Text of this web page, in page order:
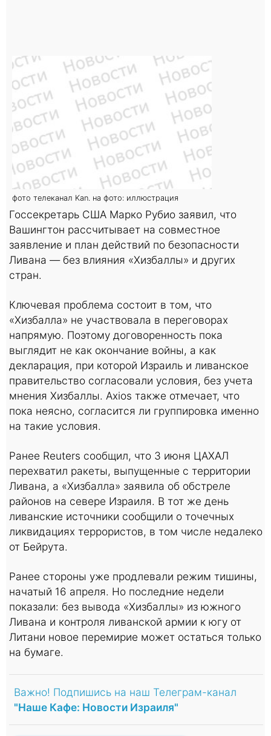
фото телеканал Kan. на фото: иллюстрация
Госсекретарь США Марко Рубио заявил, что
Вашингтон рассчитывает на совместное
заявление и план действий по безопасности
Ливана — без влияния «Хизбаллы» и других
стран.
Ключевая проблема состоит в том, что
«Хизбалла» не участвовала в переговорах
напрямую. Поэтому договоренность пока
выглядит не как окончание войны, а как
декларация, при которой Израиль и ливанское
правительство согласовали условия, без учета
мнения Хизбаллы. Axios также отмечает, что
пока неясно, согласится ли группировка именно
на такие условия.
Ранее Reuters сообщил, что 3 июня ЦАХАЛ
перехватил ракеты, выпущенные с территории
Ливана, а «Хизбалла» заявила об обстреле
районов на севере Израиля. В тот же день
ливанские источники сообщили о точечных
ликвидациях террористов, в том числе недалеко
от Бейрута.
Ранее стороны уже продлевали режим тишины,
начатый 16 апреля. Но последние недели
показали: без вывода «Хизбаллы» из южного
Ливана и контроля ливанской армии к югу от
Литани новое перемирие может остаться только
на бумаге.
Важно! Подпишись на наш Телеграм-канал
"Наше Кафе: Новости Израиля"